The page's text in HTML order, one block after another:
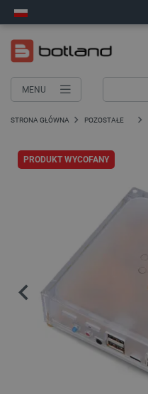
MENU
STRONA GŁÓWNA POZOSTAŁE
PRODUKT WYCOFANY